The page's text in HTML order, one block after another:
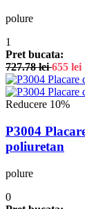
polure
1
Pret bucata:
727.78lei 655 lei
Reducere 10%
P3004
poliuretan
polure
0